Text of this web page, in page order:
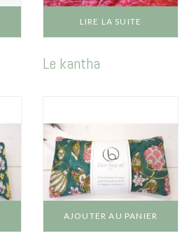
LIRE LA SUITE
Le kantha
AJOUTER AU PANIER